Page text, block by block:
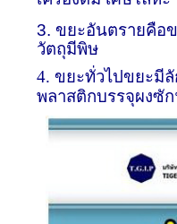
3. ขยะอันตรายคือ
วัตถุมีพิษ
4. ขยะทั่วไปขยะมี
พลาสติกบรรจุผงซั